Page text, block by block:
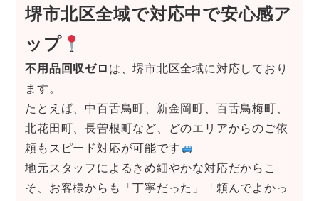
堺市北区全域で対応中で安心感ア
ップ
不用品回収ゼロ は、堺市北区全域に対応しており
ます。
たとえば、中百舌鳥町、新金岡町、百舌鳥梅町、
北花田町、長曽根町など、どのエリアからのご依
頼もスピード対応が可能です
地元スタッフによるきめ細やかな対応だからこ
そ、お客様からも「丁寧だった」「頼んでよかっ